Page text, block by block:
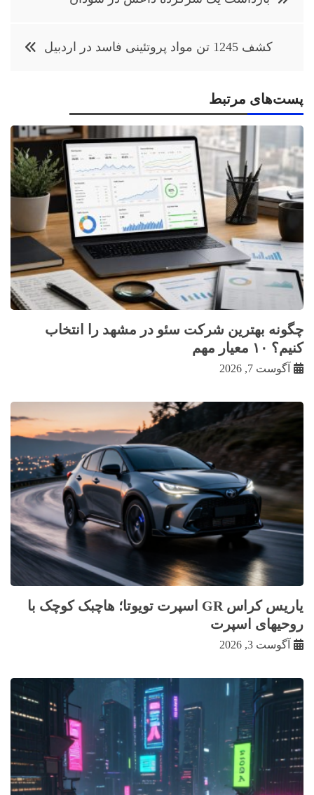
کشف 1245 تن مواد پروتئینی فاسد در اردبیل
پست‌های مرتبط
چگونه بهترین شرکت سئو در مشهد را انتخاب
کنیم؟ ۱۰ معیار مهم
آگوست 7, 2026
یاریس کراس GR اسپرت تویوتا؛ هاچبک کوچک با
روحیهای اسپرت
آگوست 3, 2026